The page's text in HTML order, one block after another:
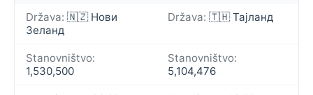
Država: 🇳🇿 Нови
Зеланд
Država: 🇹🇭 Тајланд
Stanovništvo:
1,530,500
Stanovništvo:
5,104,476